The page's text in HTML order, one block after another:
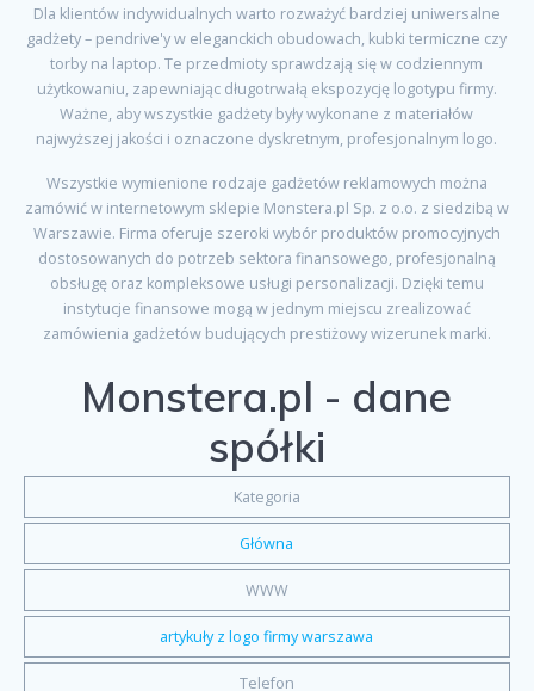
Dla klientów indywidualnych warto rozważyć bardziej uniwersalne
gadżety – pendrive'y w eleganckich obudowach, kubki termiczne czy
torby na laptop. Te przedmioty sprawdzają się w codziennym
użytkowaniu, zapewniając długotrwałą ekspozycję logotypu firmy.
Ważne, aby wszystkie gadżety były wykonane z materiałów
najwyższej jakości i oznaczone dyskretnym, profesjonalnym logo.
Wszystkie wymienione rodzaje gadżetów reklamowych można
zamówić w internetowym sklepie Monstera.pl Sp. z o.o. z siedzibą w
Warszawie. Firma oferuje szeroki wybór produktów promocyjnych
dostosowanych do potrzeb sektora finansowego, profesjonalną
obsługę oraz kompleksowe usługi personalizacji. Dzięki temu
instytucje finansowe mogą w jednym miejscu zrealizować
zamówienia gadżetów budujących prestiżowy wizerunek marki.
Monstera.pl - dane
spółki
Kategoria
Główna
WWW
artykuły z logo firmy warszawa
Telefon